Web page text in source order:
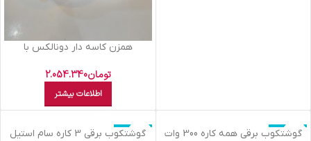
همزن کاسه دار دونالکس با
تومان2.054.340
اطلاعات بیشتر
اتمام موجودی
گوشتکوب برقي همه کاره 300 وات
اتمام موجودی
گوشتکوب برقي 3 کاره سام استيل